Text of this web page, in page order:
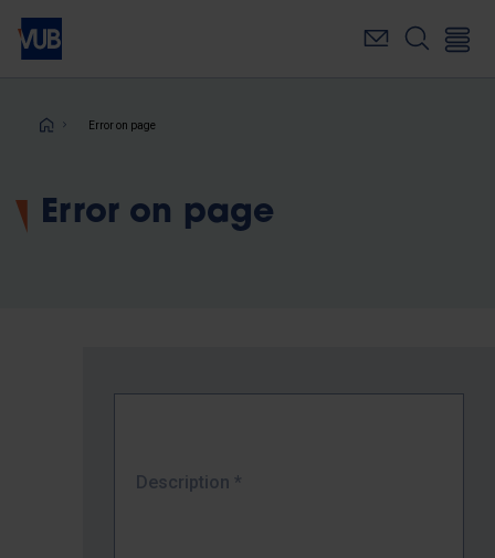
Skip
main
Breadcrumb
Error on page
Error on page
Description *